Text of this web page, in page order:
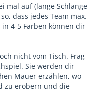
mal auf (lange Schlange
dass jedes Team max.
4-5 Farben können dir
nicht vom Tisch. Frag
Sie werden dir
Mauer erzählen, wo
zu erobern und die